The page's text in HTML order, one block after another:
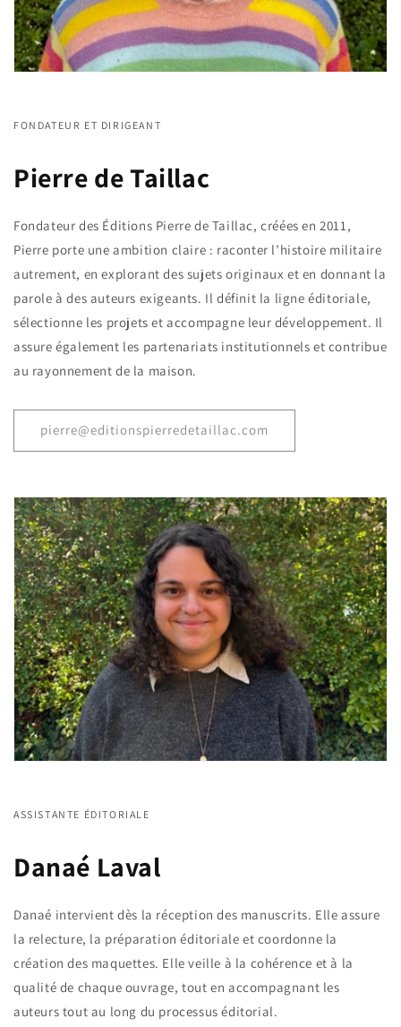
FONDATEUR ET DIRIGEANT
Pierre de Taillac
Fondateur des Éditions Pierre de Taillac, créées en 2011,
Pierre porte une ambition claire : raconter l’histoire militaire
autrement, en explorant des sujets originaux et en donnant la
parole à des auteurs exigeants. Il définit la ligne éditoriale,
sélectionne les projets et accompagne leur développement. Il
assure également les partenariats institutionnels et contribue
au rayonnement de la maison.
pierre@editionspierredetaillac.com
ASSISTANTE ÉDITORIALE
Danaé Laval
Danaé intervient dès la réception des manuscrits. Elle assure
la relecture, la préparation éditoriale et coordonne la
création des maquettes. Elle veille à la cohérence et à la
qualité de chaque ouvrage, tout en accompagnant les
auteurs tout au long du processus éditorial.